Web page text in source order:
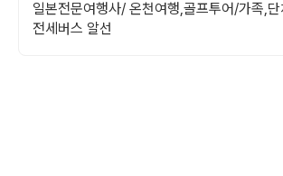
일본전문여행사/ 온천여행,골프투어/가족,
전세버스 알선